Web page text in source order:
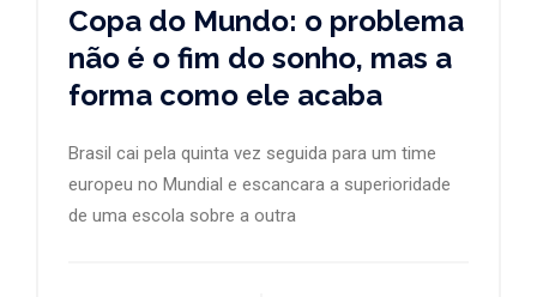
Copa do Mundo: o problema
não é o fim do sonho, mas a
forma como ele acaba
Brasil cai pela quinta vez seguida para um time
europeu no Mundial e escancara a superioridade
de uma escola sobre a outra